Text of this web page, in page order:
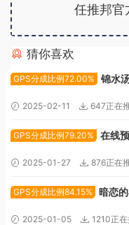
任推邦
猜你喜欢
GPS分成比例72.00% 锦水
2025-02-11 647正在
GPS分成比例79.20% 在线
2025-01-27 876正在
GPS分成比例84.15% 暗恋
2025-01-05 1210正